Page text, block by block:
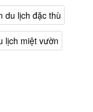
du lịch đặc thù
lịch miệt vườn